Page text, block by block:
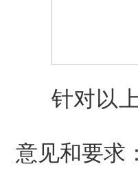
针对以
意见和要求：